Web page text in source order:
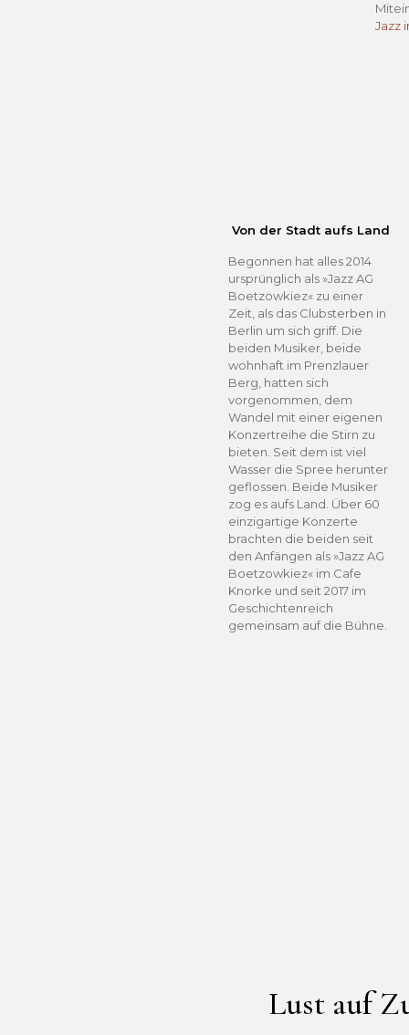
Jazz
Von der Stadt aufs Land
Begonnen hat alles 2014
ursprünglich als »Jazz AG
Boetzowkiez« zu einer
Zeit, als das Clubsterben in
Berlin um sich griff. Die
beiden Musiker, beide
wohnhaft im Prenzlauer
Berg, hatten sich
vorgenommen, dem
Wandel mit einer eigenen
Konzertreihe die Stirn zu
bieten. Seit dem ist viel
Wasser die Spree herunter
geflossen. Beide Musiker
zog es aufs Land. Über 60
einzigartige Konzerte
brachten die beiden seit
den Anfängen als »Jazz AG
Boetzowkiez« im Cafe
Knorke und seit 2017 im
Geschichtenreich
gemeinsam auf die Bühne.
Lust auf